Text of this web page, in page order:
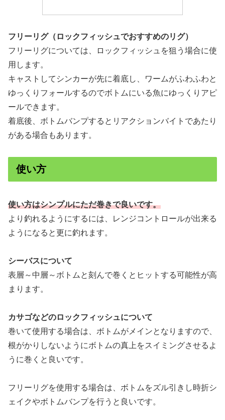
フリーリグ（ロックフィッシュでおすすめのリグ）
フリーリグについては、ロックフィッシュを狙う場合に使
用します。
キャストしてシンカーが先に着底し、ワームがふわふわと
ゆっくりフォールするのでボトムにいる魚にゆっくりアピ
ールできます。
着底後、ボトムバンプするとリアクションバイトであたり
がある場合もあります。
使い方
使い方はシンプルにただ巻きで良いです。
より釣れるようにするには、レンジコントロールが出来る
ようになると更に釣れます。
シーバスについて
表層～中層～ボトムと刻んで巻くとヒットする可能性が高
まります。
カサゴなどのロックフィッシュについて
巻いて使用する場合は、ボトムがメインとなりますので、
根がかりしないようにボトムの真上をスイミングさせるよ
うに巻くと良いです。
フリーリグを使用する場合は、ボトムをズル引きし時折シ
ェイクやボトムバンプを行うと良いです。